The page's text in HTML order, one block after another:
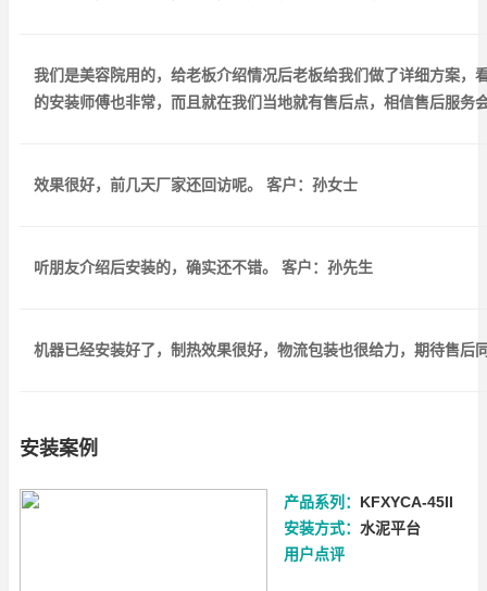
我们是美容院用的，给老板介绍情况后老板给我们做了详细方案
的安装师傅也非常，而且就在我们当地就有售后点，相信售后服务
效果很好，前几天厂家还回访呢。 客户：孙女士
听朋友介绍后安装的，确实还不错。 客户：孙先生
机器已经安装好了，制热效果很好，物流包装也很给力，期待售后
安装案例
产品系列： KFXYCA-45II
安装方式： 水泥平台
用户点评